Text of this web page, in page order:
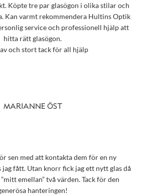
Köpte tre par glasögon i olika stilar och
Kan varmt rekommendera Hultins Optik
service och professionell hjälp att
hitta rätt glasögon.
och stort tack för all hjälp
MARIANNE ÖST
sen med att kontakta dem för en ny
jag fått. Utan knorr fick jag ett nytt glas då
emellan” två värden. Tack för den
hanteringen!